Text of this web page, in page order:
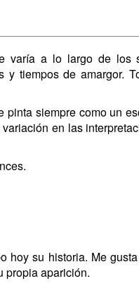
varía a lo largo de los
y tiempos de amargor.
siempre como un
en las
hoy su historia. Me
propia aparición.